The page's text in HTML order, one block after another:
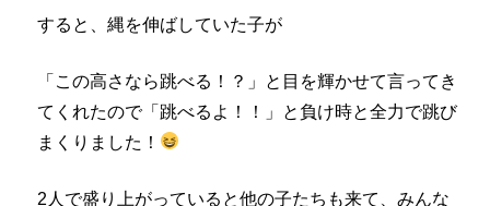
すると、縄を伸ばしていた子が
「この高さなら跳べる！？」と目を輝かせて言ってき
てくれたので「跳べるよ！！」と負け時と全力で跳び
まくりました！
2人で盛り上がっていると他の子たちも来て、みんな